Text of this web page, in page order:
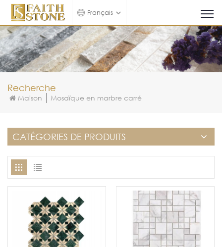
Français
Recherche
Maison Mosaïque en marbre carré
CATÉGORIES DE PRODUITS